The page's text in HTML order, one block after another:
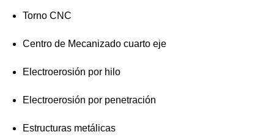
Torno CNC
Centro de Mecanizado cuarto eje
Electroerosión por hilo
Electroerosión por penetración
Estructuras metálicas